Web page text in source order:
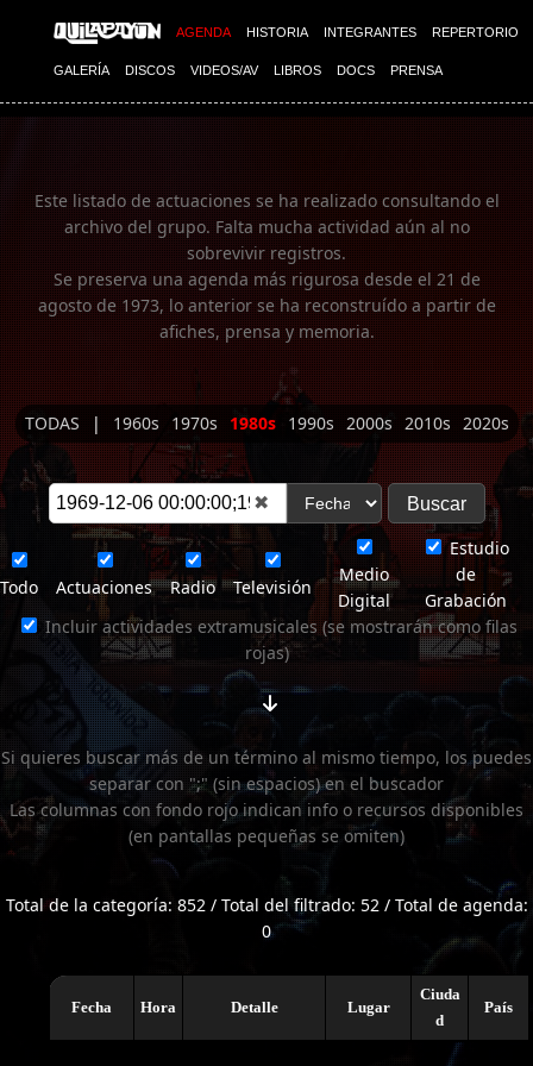
AGENDA HISTORIA INTEGRANTES REPERTORIO
GALERÍA DISCOS VIDEOS/AV LIBROS DOCS PRENSA
Imagen 01
Este listado de actuaciones se ha realizado consultando el
archivo del grupo. Falta mucha actividad aún al no
sobrevivir registros.
Se preserva una agenda más rigurosa desde el 21 de
agosto de 1973, lo anterior se ha reconstruído a partir de
afiches, prensa y memoria.
TODAS | 1960s 1970s 1980s 1990s 2000s 2010s 2020s
✖
Todo Actuaciones Radio Televisión
Medio
Digital
Estudio
de
Grabación
Incluir actividades extramusicales (se mostrarán como filas
rojas)
Si quieres buscar más de un término al mismo tiempo, los puedes
separar con ";" (sin espacios) en el buscador
Las columnas con fondo rojo indican info o recursos disponibles
(en pantallas pequeñas se omiten)
Total de la categoría: 852 / Total del filtrado: 52 / Total de agenda:
0
Fecha Hora Detalle Lugar
Ciuda
d
País